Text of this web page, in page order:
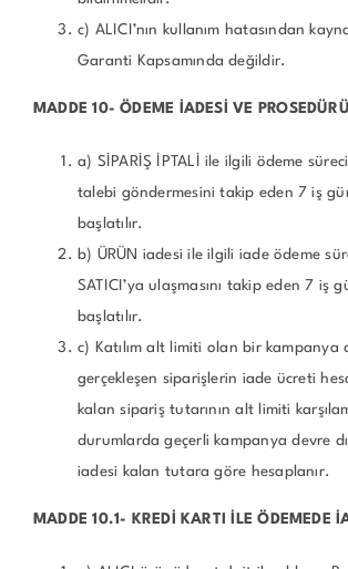
c) ALICI’nın kullanım hatasından
Garanti Kapsamında değildir.
MADDE 10- ÖDEME İADESİ VE PROSEDÜRÜ
a) SİPARİŞ İPTALİ ile ilgili ödeme
talebi göndermesini takip eden 7 iş
başlatılır.
b) ÜRÜN iadesi ile ilgili iade ödeme
SATICI’ya ulaşmasını takip eden 7 iş
başlatılır.
c) Katılım alt limiti olan bir kampanya
gerçekleşen siparişlerin iade ücreti
kalan sipariş tutarının alt limiti
durumlarda geçerli kampanya devre
iadesi kalan tutara göre hesaplanır.
MADDE 10.1- KREDİ KARTI İLE ÖDEMEDE